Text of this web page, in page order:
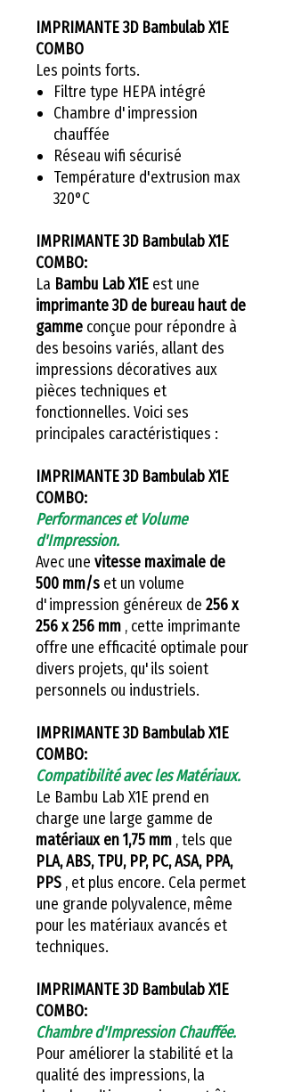
IMPRIMANTE 3D Bambulab X1E
COMBO
Les points forts.
Filtre type HEPA intégré
Chambre d'impression
chauffée
Réseau wifi sécurisé
Température d'extrusion max
320°C
IMPRIMANTE 3D Bambulab X1E
COMBO:
La Bambu Lab X1E est une
imprimante 3D de bureau haut de
gamme conçue pour répondre à
des besoins variés, allant des
impressions décoratives aux
pièces techniques et
fonctionnelles. Voici ses
principales caractéristiques :
IMPRIMANTE 3D Bambulab X1E
COMBO:
Performances et Volume
d'Impression.
Avec une vitesse maximale de
500 mm/s et un volume
d'impression généreux de 256 x
256 x 256 mm , cette imprimante
offre une efficacité optimale pour
divers projets, qu'ils soient
personnels ou industriels.
IMPRIMANTE 3D Bambulab X1E
COMBO:
Compatibilité avec les Matériaux.
Le Bambu Lab X1E prend en
charge une large gamme de
matériaux en 1,75 mm , tels que
PLA, ABS, TPU, PP, PC, ASA, PPA,
PPS , et plus encore. Cela permet
une grande polyvalence, même
pour les matériaux avancés et
techniques.
IMPRIMANTE 3D Bambulab X1E
COMBO:
Chambre d'Impression Chauffée.
Pour améliorer la stabilité et la
qualité des impressions, la